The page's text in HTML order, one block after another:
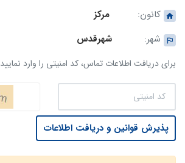
کانون:
مرکز
شهر:
شهرقدس
برای دریافت اطلاعات تماس، کد امنیتی را وارد نمایید
پذیرش قوانین و دریافت اطلاعات